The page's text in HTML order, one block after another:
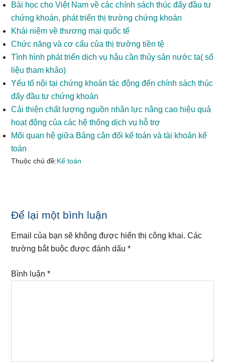
Bài học cho Việt Nam về các chính sách thúc đẩy đầu tư
chứng khoán, phát triển thị trường chứng khoán
Khái niệm về thương mại quốc tế
Chức năng và cơ cấu của thị trường tiền tệ
Tình hình phát triển dịch vụ hậu cần thủy sản nước ta( số
liệu tham khảo)
Yếu tố nội tại chứng khoán tác động đến chính sách thúc
đẩy đầu tư chứng khoán
Cải thiện chất lượng nguồn nhân lực nâng cao hiệu quả
hoạt động của các hệ thống dịch vụ hỗ trợ
Mối quan hệ giữa Bảng cân đối kế toán và tài khoản kế
toán
Thuộc chủ đề:Kế toán
Reader
Interactions
Để lại một bình luận
Email của bạn sẽ không được hiển thị công khai. Các
trường bắt buộc được đánh dấu*
Bình luận*